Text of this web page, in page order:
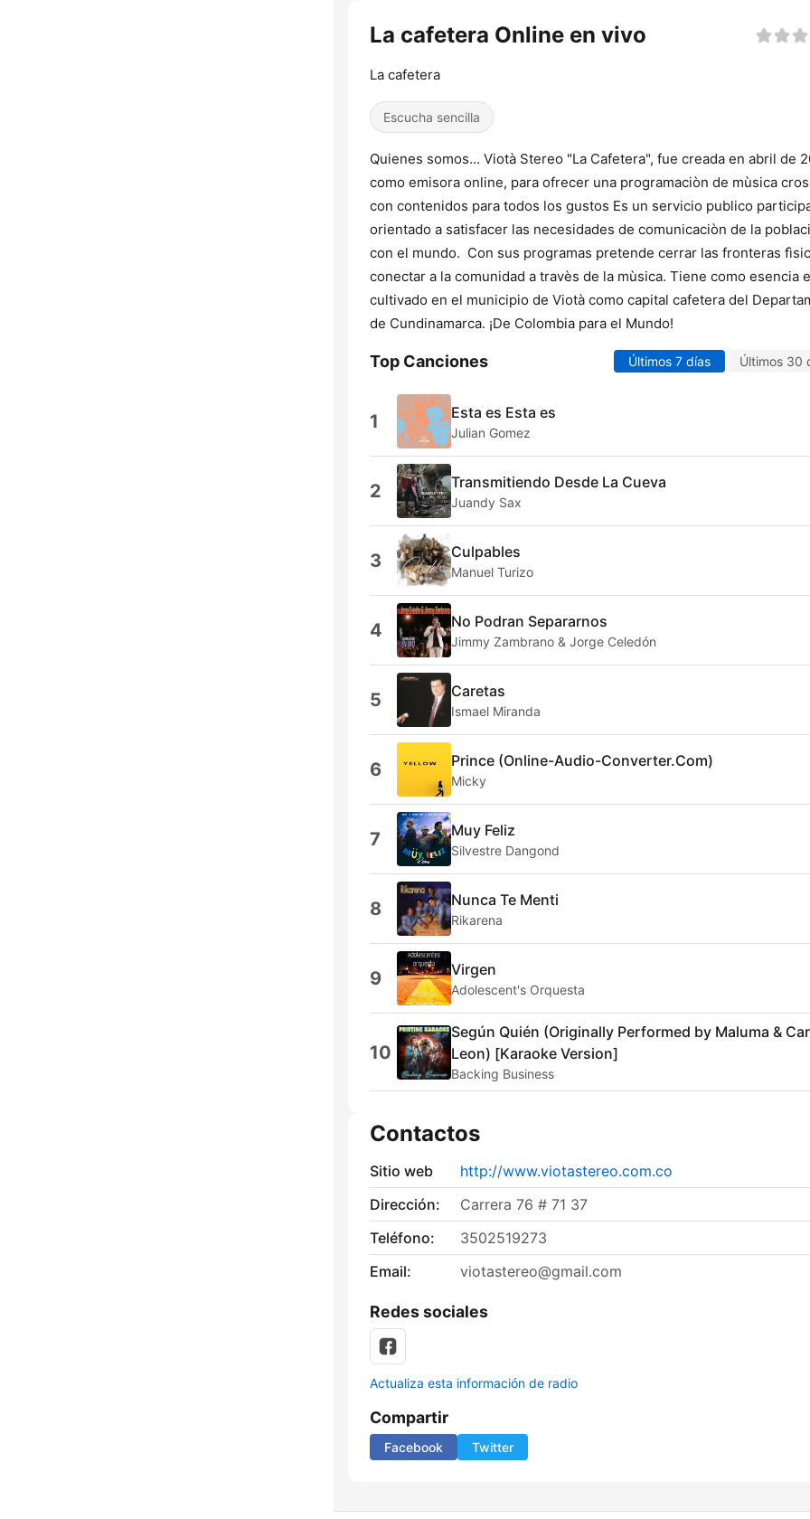
La cafetera Online en vivo
La cafetera
Escucha sencilla
Quienes somos... Viotà Stereo "La Cafetera", fue creada en abril de
como emisora online, para ofrecer una programaciòn de mùsica
con contenidos para todos los gustos Es un servicio publico
orientado a satisfacer las necesidades de comunicaciòn de la
con el mundo. ​ Con sus programas pretende cerrar las fronteras
conectar a la comunidad a travès de la mùsica. Tiene como esencia
cultivado en el municipio de Viotà como capital cafetera del
de Cundinamarca. ¡De Colombia para el Mundo!
Top Canciones Últimos 7 días Últimos 30
1 Esta es Esta es
Julian Gomez
2 Transmitiendo Desde La Cueva
Juandy Sax
3 Culpables
Manuel Turizo
4 No Podran Separarnos
Jimmy Zambrano & Jorge Celedón
5 Caretas
Ismael Miranda
6 Prince (Online-Audio-Converter.Com)
Micky
7 Muy Feliz
Silvestre Dangond
8 Nunca Te Menti
Rikarena
9 Virgen
Adolescent's Orquesta
10
Según Quién (Originally Performed by Maluma &
Leon) [Karaoke Version]
Backing Business
Contactos
Sitio web
http://www.viotastereo.com.co
Dirección:
Carrera 76 # 71 37
Teléfono:
3502519273
Email:
viotastereo@gmail.com
Redes sociales
Actualiza esta información de radio
Compartir
Facebook Twitter